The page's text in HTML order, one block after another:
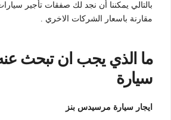
بالتالي يمكننا أن نجد لك صفقات تأجير
مقارنة باسعار الشركات الاخري .
ما الذي يجب ان تبحث عنه
سيارة
ايجار سيارة مرسيدس بنز